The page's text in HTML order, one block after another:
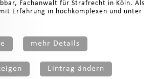
Fachanwalt für Strafrecht in Köln. Als
Erfahrung in hochkomplexen und unter
mehr Details
Eintrag ändern